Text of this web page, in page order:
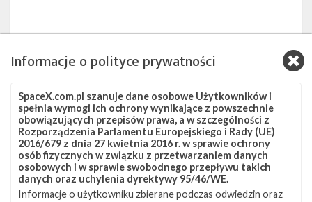
Powiązane wiadomości
Fantastyczna
czwórka
Informacje o polityce prywatności
SpaceX.com.pl szanuje dane osobowe Użytkowników i
spełnia wymogi ich ochrony wynikające z powszechnie
obowiązujących przepisów prawa, a w szczególności z
Rozporządzenia Parlamentu Europejskiego i Rady (UE)
2016/679 z dnia 27 kwietnia 2016 r. w sprawie ochrony
osób fizycznych w związku z przetwarzaniem danych
osobowych i w sprawie swobodnego przepływu takich
danych oraz uchylenia dyrektywy 95/46/WE.
Informacje o użytkowniku zbierane podczas odwiedzin oraz